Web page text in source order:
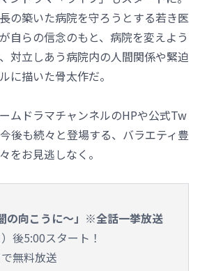
の築いた病院を守ろうとする若き医
自らの信念のもと、病院を変えよう
対立しあう病院内の人間関係や緊迫
に描いた骨太作だ。
ムドラマチャンネルのHPや公式Tw
後も続々と登場する、バラエティ豊
をお見逃しなく。
の向こうに～」※全話一挙放送
後5:00スタート！
無料放送